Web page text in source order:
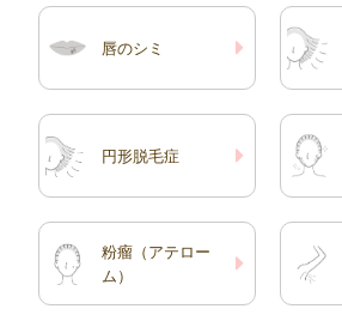
唇のシミ
円形脱毛症
粉瘤（アテロー
ム）